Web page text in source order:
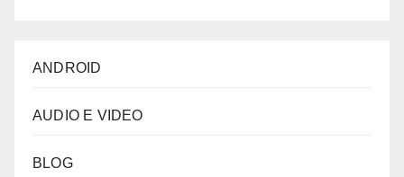
ANDROID
AUDIO E VIDEO
BLOG